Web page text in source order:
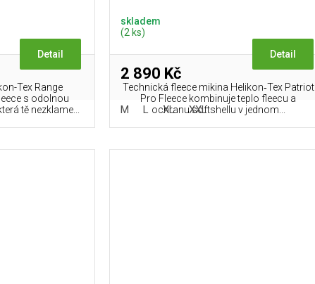
Detail
Tex Range
s odolnou
tě nezklame...
skladem
(2 ks)
2 890 Kč
Detail
Technická fleece mikina Helikon‑Tex Patriot
Pro Fleece kombinuje teplo fleecu a
ochranu softshellu v jednom...
M L XL XXL